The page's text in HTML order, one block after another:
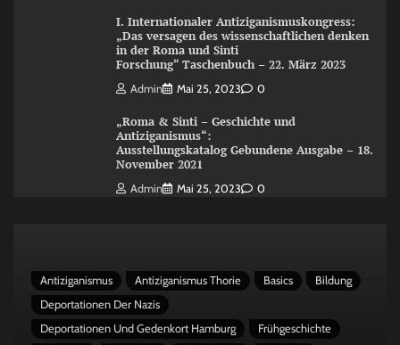
I. Internationaler Antiziganismuskongress:
„Das versagen des wissenschaftlichen denken
in der Roma und Sinti
Forschung“ Taschenbuch – 22. März 2023
Admin Mai 25, 2023 0
„Roma & Sinti – Geschichte und
Antiziganismus“:
Ausstellungskatalog Gebundene Ausgabe – 18.
November 2021
Admin Mai 25, 2023 0
Antiziganismus Antiziganismus Thorie Basics
Bildung
Deportationen Der Nazis
Deportationen Und Gedenkort Hamburg
Frühgeschichte